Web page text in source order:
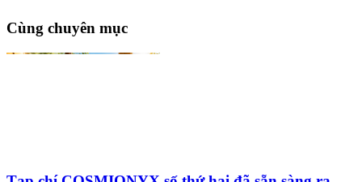
Cùng chuyên mục